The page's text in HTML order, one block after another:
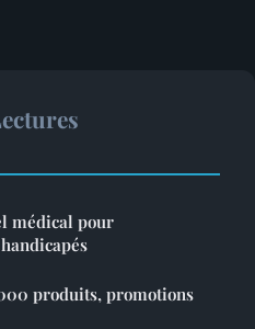
médical pour
produits, promotions